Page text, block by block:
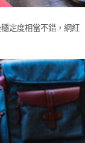
定度相當不錯，網紅